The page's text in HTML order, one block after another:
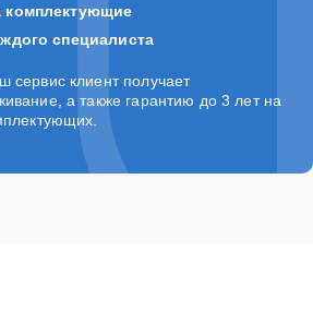
комплектующие
специалиста
клиент получает
а также гарантию до 3 лет на